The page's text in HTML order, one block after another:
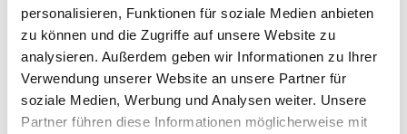
personalisieren, Funktionen für soziale Medien anbieten
zu können und die Zugriffe auf unsere Website zu
analysieren. Außerdem geben wir Informationen zu Ihrer
Verwendung unserer Website an unsere Partner für
soziale Medien, Werbung und Analysen weiter. Unsere
Partner führen diese Informationen möglicherweise mit